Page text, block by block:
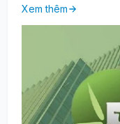
Xem thêm